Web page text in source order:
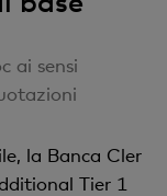
ai sensi
la Banca Cler
Tier 1